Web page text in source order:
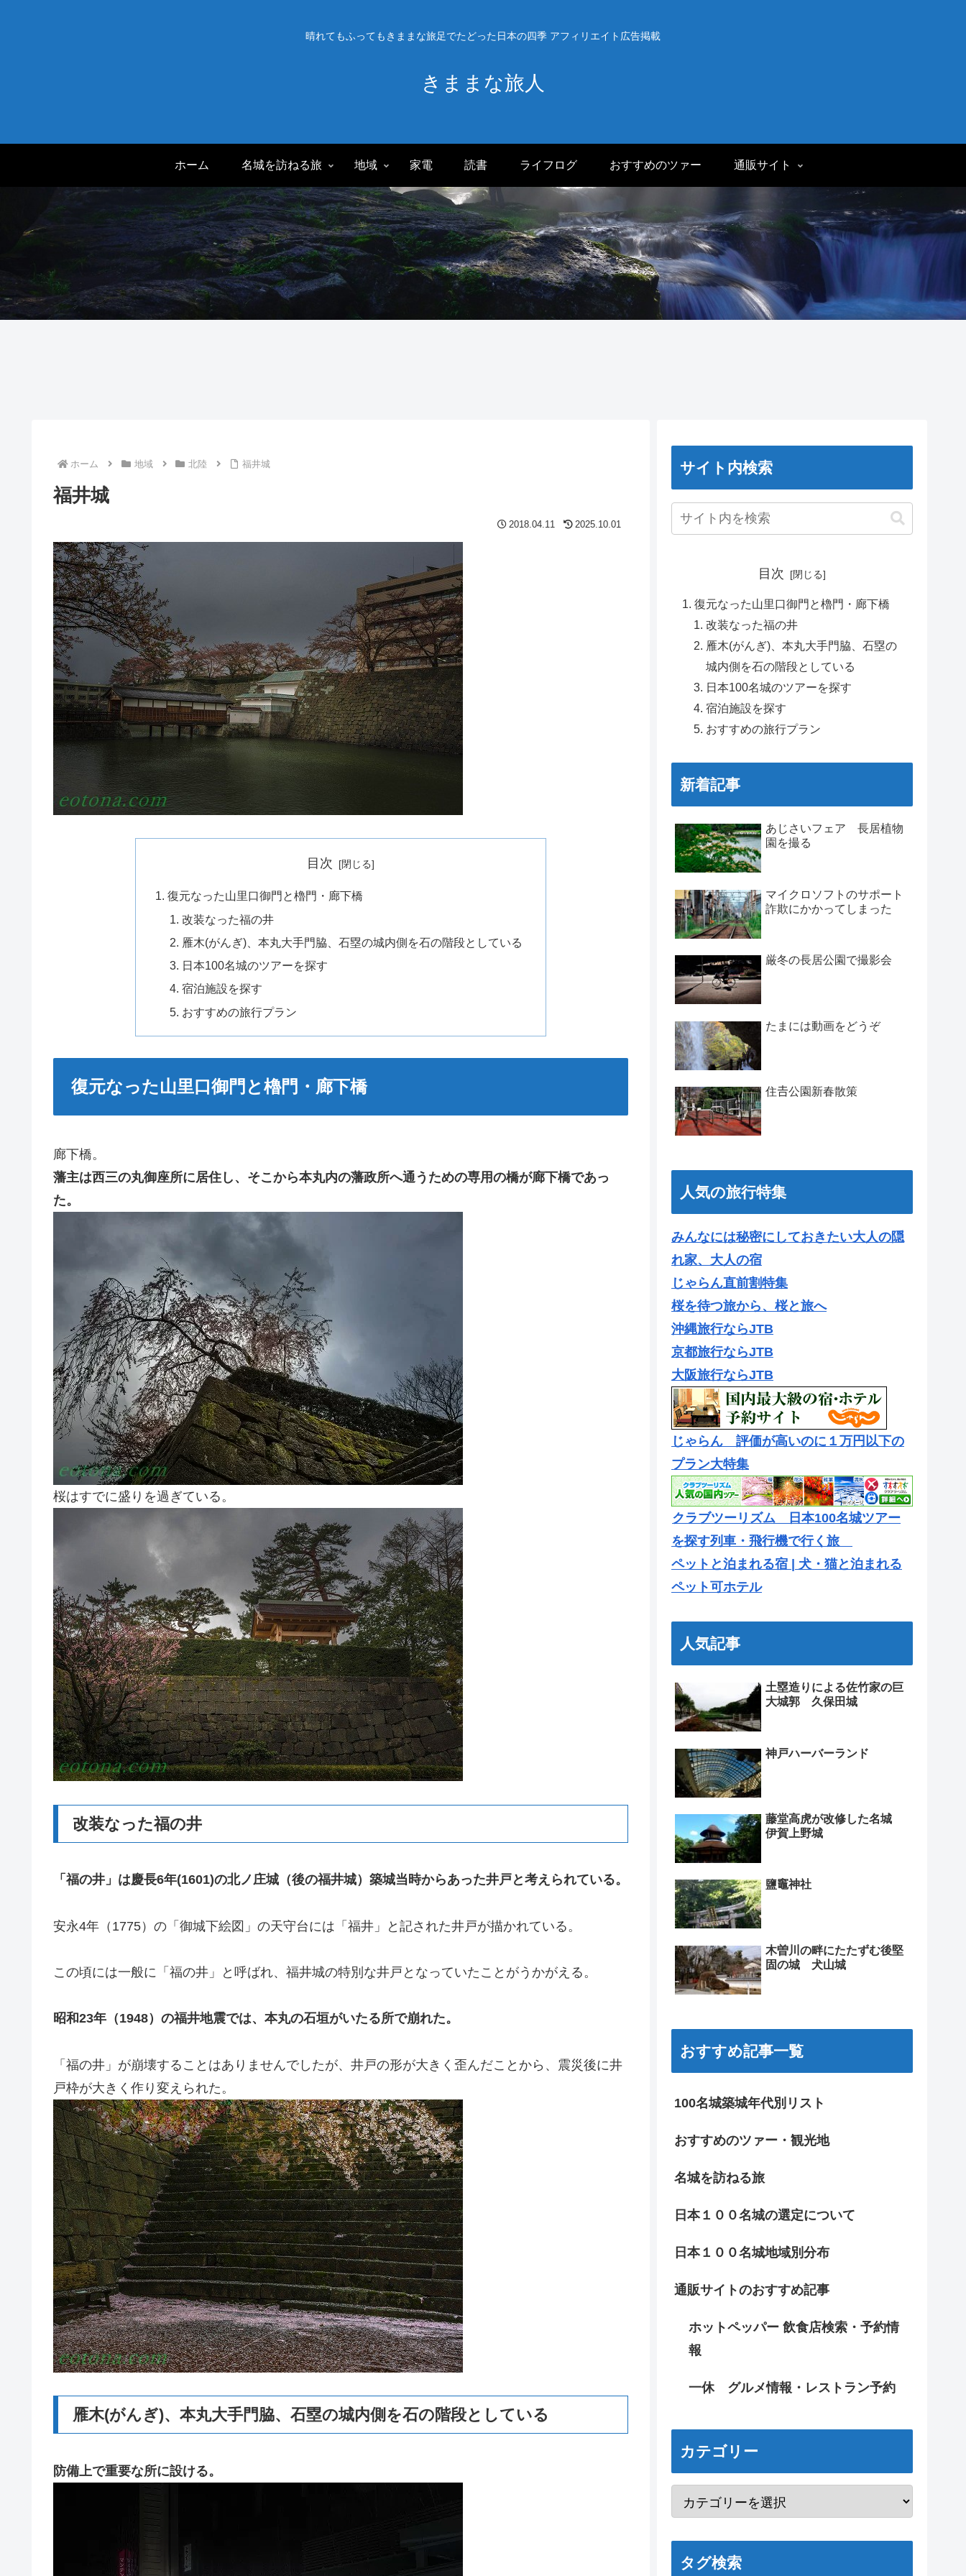
晴れてもふってもきままな旅足でたどった日本の四季 アフィリエイト広告掲載
きままな旅人
ホーム 名城を訪ねる旅 地域 家電 読書 ライフログ おすすめのツァー 通販サイト
ホーム 地域 北陸 福井城
福井城
2018.04.11 2025.10.01
目次
復元なった山里口御門と櫓門・廊下橋
改装なった福の井
雁木(がんぎ)、本丸大手門脇、石塁の城内側を石の階段としている
日本100名城のツアーを探す
宿泊施設を探す
おすすめの旅行プラン
復元なった山里口御門と櫓門・廊下橋
廊下橋。
藩主は西三の丸御座所に居住し、そこから本丸内の藩政所へ通うための専用の橋が廊下橋であっ
た。
桜はすでに盛りを過ぎている。
改装なった福の井
「福の井」は慶長6年(1601)の北ノ庄城（後の福井城）築城当時からあった井戸と考えられている。
安永4年（1775）の「御城下絵図」の天守台には「福井」と記された井戸が描かれている。
この頃には一般に「福の井」と呼ばれ、福井城の特別な井戸となっていたことがうかがえる。
昭和23年（1948）の福井地震では、本丸の石垣がいたる所で崩れた。
「福の井」が崩壊することはありませんでしたが、井戸の形が大きく歪んだことから、震災後に井
戸枠が大きく作り変えられた。
雁木(がんぎ)、本丸大手門脇、石塁の城内側を石の階段としている
防備上で重要な所に設ける。
サイト内検索
目次
復元なった山里口御門と櫓門・廊下橋
改装なった福の井
雁木(がんぎ)、本丸大手門脇、石塁の
城内側を石の階段としている
日本100名城のツアーを探す
宿泊施設を探す
おすすめの旅行プラン
新着記事
あじさいフェア 長居植物
園を撮る
マイクロソフトのサポート
詐欺にかかってしまった
厳冬の長居公園で撮影会
たまには動画をどうぞ
住𠮷公園新春散策
人気の旅行特集
みんなには秘密にしておきたい大人の隠
れ家、大人の宿
じゃらん直前割特集
桜を待つ旅から、桜と旅へ
沖縄旅行ならJTB
京都旅行ならJTB
大阪旅行ならJTB
じゃらん 評価が高いのに１万円以下の
プラン大特集
クラブツーリズム 日本100名城ツアー
を探す列車・飛行機で行く旅
ペットと泊まれる宿 | 犬・猫と泊まれる
ペット可ホテル
人気記事
土塁造りによる佐竹家の巨
大城郭 久保田城
神戸ハーバーランド
藤堂高虎が改修した名城
伊賀上野城
鹽竈神社
木曽川の畔にたたずむ後堅
固の城 犬山城
おすすめ記事一覧
100名城築城年代別リスト
おすすめのツァー・観光地
名城を訪ねる旅
日本１００名城の選定について
日本１００名城地域別分布
通販サイトのおすすめ記事
ホットペッパー 飲食店検索・予約情
報
一休 グルメ情報・レストラン予約
カテゴリー
タグ検索